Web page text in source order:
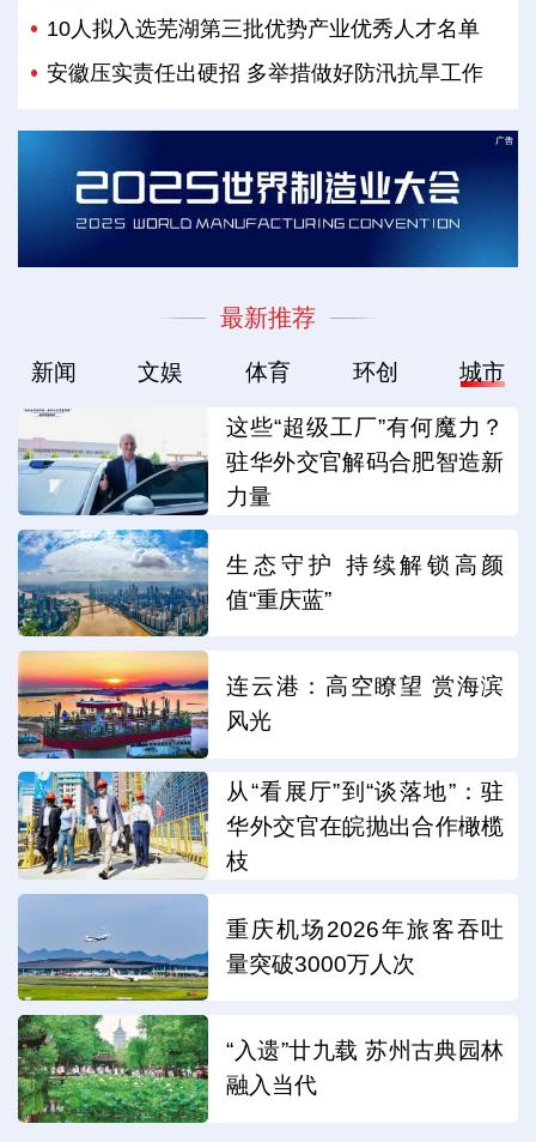
10人拟入选芜湖第三批优势产业优秀人才名单
安徽压实责任出硬招 多举措做好防汛抗旱工作
最新推荐
新闻 文娱 体育 环创 城市
这些“超级工厂”有何魔力？
驻华外交官解码合肥智造新
力量
生态守护 持续解锁高颜
值“重庆蓝”
连云港：高空瞭望 赏海滨
风光
从“看展厅”到“谈落地”：驻
华外交官在皖抛出合作橄榄
枝
重庆机场2026年旅客吞吐
量突破3000万人次
“入遗”廿九载 苏州古典园林
融入当代